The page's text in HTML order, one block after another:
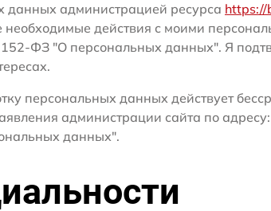
данных администрацией ресурса https://
действия с моими
ФЗ "О персональных данных". Я
персональных данных действует
администрации сайта по
данных".